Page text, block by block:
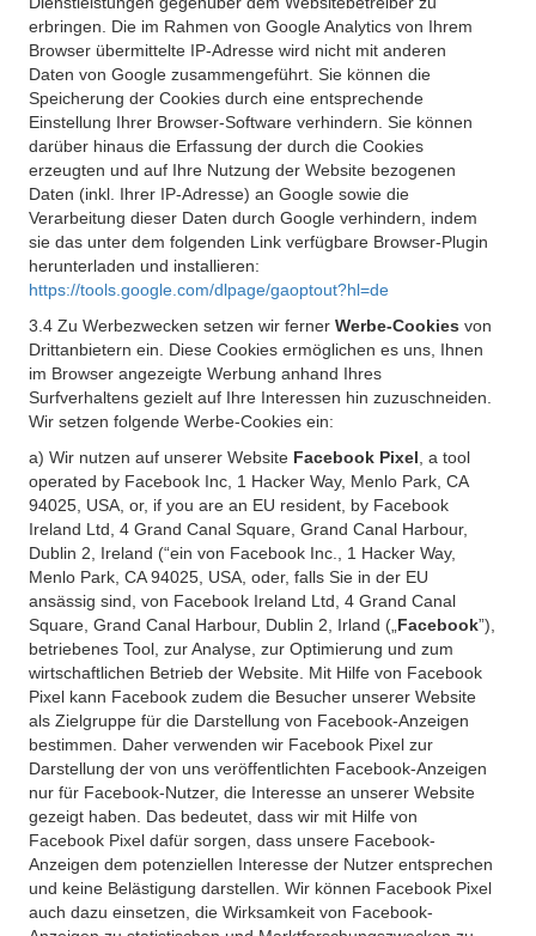
erbringen. Die im Rahmen von Google Analytics von Ihrem
Browser übermittelte IP-Adresse wird nicht mit anderen
Daten von Google zusammengeführt. Sie können die
Speicherung der Cookies durch eine entsprechende
Einstellung Ihrer Browser-Software verhindern. Sie können
darüber hinaus die Erfassung der durch die Cookies
erzeugten und auf Ihre Nutzung der Website bezogenen
Daten (inkl. Ihrer IP-Adresse) an Google sowie die
Verarbeitung dieser Daten durch Google verhindern, indem
sie das unter dem folgenden Link verfügbare Browser-Plugin
herunterladen und installieren:
https://tools.google.com/dlpage/gaoptout?hl=de
3.4 Zu Werbezwecken setzen wir ferner Werbe-Cookies von
Drittanbietern ein. Diese Cookies ermöglichen es uns, Ihnen
im Browser angezeigte Werbung anhand Ihres
Surfverhaltens gezielt auf Ihre Interessen hin zuzuschneiden.
Wir setzen folgende Werbe-Cookies ein:
a) Wir nutzen auf unserer Website Facebook Pixel , a tool
operated by Facebook Inc, 1 Hacker Way, Menlo Park, CA
94025, USA, or, if you are an EU resident, by Facebook
Ireland Ltd, 4 Grand Canal Square, Grand Canal Harbour,
Dublin 2, Ireland (“ein von Facebook Inc., 1 Hacker Way,
Menlo Park, CA 94025, USA, oder, falls Sie in der EU
ansässig sind, von Facebook Ireland Ltd, 4 Grand Canal
Square, Grand Canal Harbour, Dublin 2, Irland („ Facebook”),
betriebenes Tool, zur Analyse, zur Optimierung und zum
wirtschaftlichen Betrieb der Website. Mit Hilfe von Facebook
Pixel kann Facebook zudem die Besucher unserer Website
als Zielgruppe für die Darstellung von Facebook-Anzeigen
bestimmen. Daher verwenden wir Facebook Pixel zur
Darstellung der von uns veröffentlichten Facebook-Anzeigen
nur für Facebook-Nutzer, die Interesse an unserer Website
gezeigt haben. Das bedeutet, dass wir mit Hilfe von
Facebook Pixel dafür sorgen, dass unsere Facebook-
Anzeigen dem potenziellen Interesse der Nutzer entsprechen
und keine Belästigung darstellen. Wir können Facebook Pixel
auch dazu einsetzen, die Wirksamkeit von Facebook-